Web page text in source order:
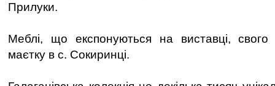
Прилуки.
Меблі, що експонуються на виставці,
маєтку в с. Сокиринці.